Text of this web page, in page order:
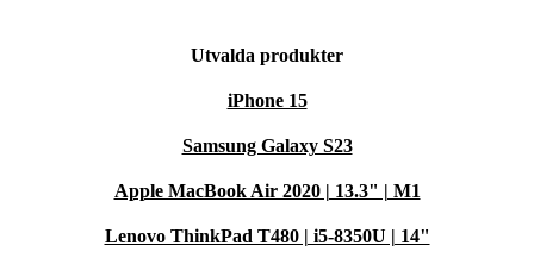
Utvalda produkter
iPhone 15
Samsung Galaxy S23
Apple MacBook Air 2020 | 13.3" | M1
Lenovo ThinkPad T480 | i5-8350U | 14"